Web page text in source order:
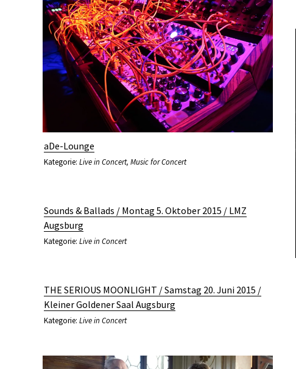
aDe-Lounge
Kategorie: Live in Concert, Music for Concert
Sounds & Ballads / Montag 5. Oktober 2015 / LMZ
Augsburg
Kategorie: Live in Concert
THE SERIOUS MOONLIGHT / Samstag 20. Juni 2015 /
Kleiner Goldener Saal Augsburg
Kategorie: Live in Concert